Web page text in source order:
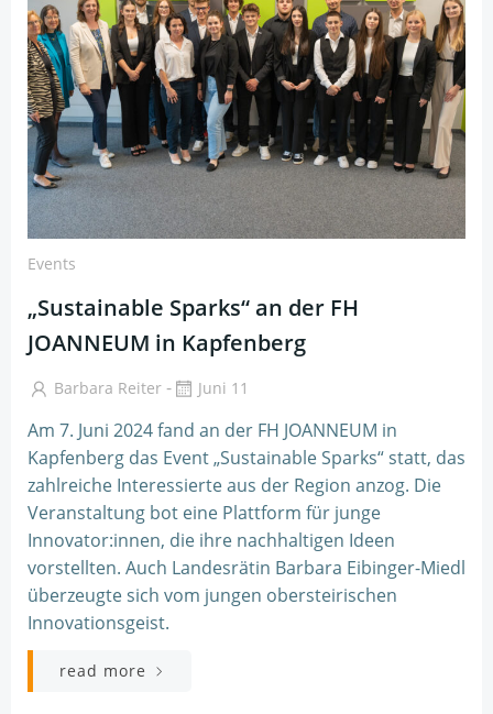
Events
„Sustainable Sparks“ an der FH
JOANNEUM in Kapfenberg
Barbara Reiter - Juni 11
Am 7. Juni 2024 fand an der FH JOANNEUM in
Kapfenberg das Event „Sustainable Sparks“ statt, das
zahlreiche Interessierte aus der Region anzog. Die
Veranstaltung bot eine Plattform für junge
Innovator:innen, die ihre nachhaltigen Ideen
vorstellten. Auch Landesrätin Barbara Eibinger-Miedl
überzeugte sich vom jungen obersteirischen
Innovationsgeist.
read more